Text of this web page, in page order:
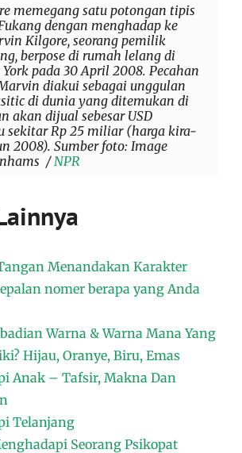
memegang satu potongan tipis
dengan menghadap ke
Kilgore, seorang pemilik
berpose di rumah lelang di
pada 30 April 2008. Pecahan
diakui sebagai unggulan
di dunia yang ditemukan di
akan dijual sebesar USD
sekitar Rp 25 miliar (harga kira-
2008). Sumber foto: Image
/ NPR
Menandakan Karakter
nomer berapa yang Anda
Warna & Warna Mana Yang
Hijau, Oranye, Biru, Emas
Anak – Tafsir, Makna Dan
Telanjang
Seorang Psikopat